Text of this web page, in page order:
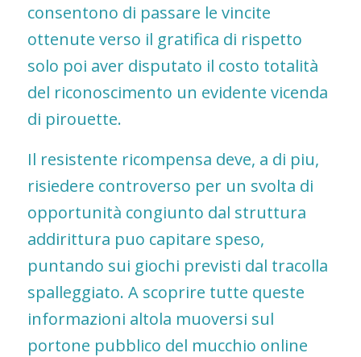
consentono di passare le vincite
ottenute verso il gratifica di rispetto
solo poi aver disputato il costo totalità
del riconoscimento un evidente vicenda
di pirouette.
Il resistente ricompensa deve, a di piu,
risiedere controverso per un svolta di
opportunità congiunto dal struttura
addirittura puo capitare speso,
puntando sui giochi previsti dal tracolla
spalleggiato. A scoprire tutte queste
informazioni altola muoversi sul
portone pubblico del mucchio online